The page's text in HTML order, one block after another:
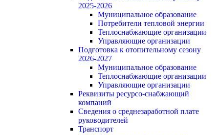
2025-2026
Муниципальное образование
Потребители тепловой энергии
Теплоснабжающие организации
Управляющие организации
Подготовка к отопительному сезону
2026-2027
Муниципальное образование
Теплоснабжающие организации
Управляющие организации
Реквизиты ресурсо-снабжающий
компаний
Сведения о среднезаработной плате
руководителей
Транспорт